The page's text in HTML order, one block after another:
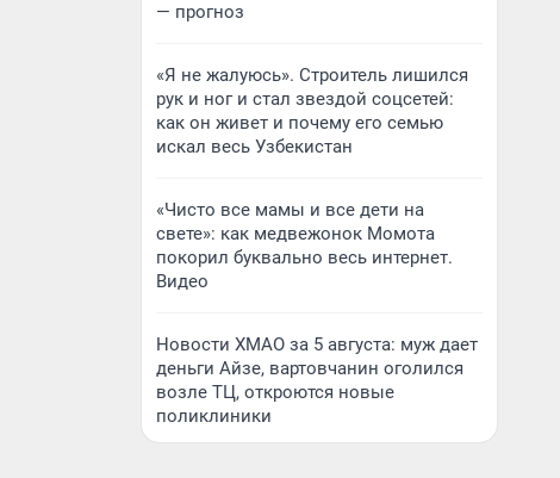
— прогноз
«Я не жалуюсь». Строитель лишился
рук и ног и стал звездой соцсетей:
как он живет и почему его семью
искал весь Узбекистан
«Чисто все мамы и все дети на
свете»: как медвежонок Момота
покорил буквально весь интернет.
Видео
Новости ХМАО за 5 августа: муж дает
деньги Айзе, вартовчанин оголился
возле ТЦ, откроются новые
поликлиники